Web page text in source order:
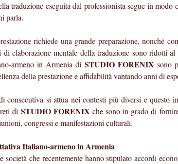
traduzione eseguita dal professionista segue in modo
parla.
richiede una grande preparazione, nonché
elaborazione mentale della traduzione sono ridotti
armeno in Armenia di STUDIO FORENIX sono
della prestazione e affidabilità vantando anni di
consecutiva si attua nei contesti più diversi e questo
di STUDIO FORENIX che sono in grado di
congressi e manifestazioni culturali.
Italiano-armeno in Armenia
società che recentemente hanno stipulato accordi